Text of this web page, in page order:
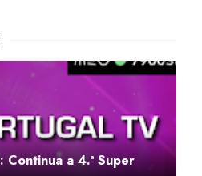
Continua a 4.ª Super